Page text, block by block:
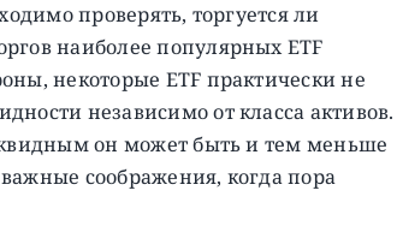
проверять, торгуется ли
наиболее популярных ETF
некоторые ETF практически не
независимо от класса активов.
он может быть и тем меньше
соображения, когда пора